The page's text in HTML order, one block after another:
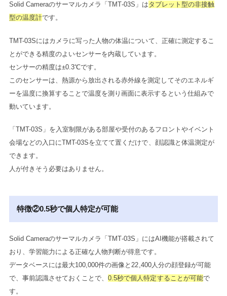
Solid Cameraのサーマルカメラ「TMT-03S」は タブレット型の非接触
型の温度計です。
TMT-03Sにはカメラに写った人物の体温について、正確に測定するこ
とができる精度のよいセンサーを内蔵しています。
センサーの精度は±0.3℃です。
このセンサーは、熱源から放出される赤外線を測定してそのエネルギ
ーを温度に換算することで温度を測り画面に表示するという仕組みで
動いています。
「TMT-03S」を入室制限がある部屋や受付のあるフロントやイベント
会場などの入口にTMT-03Sを立てて置くだけで、顔認識と体温測定が
できます。
人が付きそう必要はありません。
特徴②0.5秒で個人特定が可能
Solid Cameraのサーマルカメラ「TMT-03S」にはAI機能が搭載されて
おり、学習能力による正確な人物判断が得意です。
データベースには最大100,000件の画像と22,400人分の顔登録が可能
で、事前認識させておくことで、0.5秒で個人特定することが可能で
す。